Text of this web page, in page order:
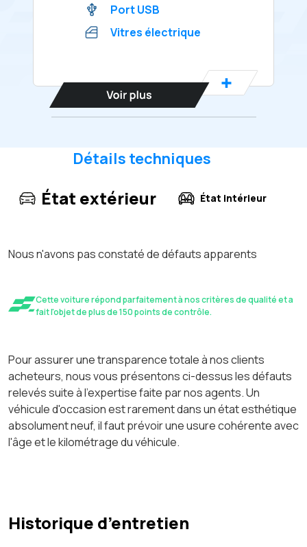
Port USB
Vitres électrique
Détails techniques
État extérieur État intérieur
Nous n'avons pas constaté de défauts apparents
Cette voiture répond parfaitement à nos critères de qualité et a
fait l'objet de plus de 150 points de contrôle.
Pour assurer une transparence totale à nos clients
acheteurs, nous vous présentons ci-dessus les défauts
relevés suite à l'expertise faite par nos agents. Un
véhicule d'occasion est rarement dans un état esthétique
absolument neuf, il faut prévoir une usure cohérente avec
l'âge et le kilométrage du véhicule.
Historique d’entretien